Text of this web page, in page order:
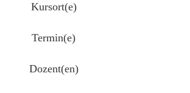
Kursort(e)
Termin(e)
Dozent(en)